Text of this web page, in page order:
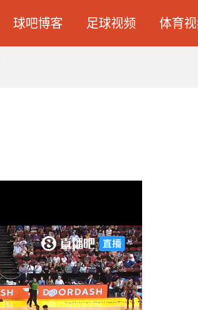
球吧博客 足球视频 体育